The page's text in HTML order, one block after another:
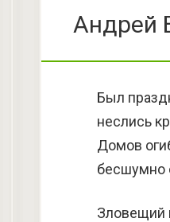
Андрей
Был
неслись
Домов
бесшумно
Зловещий